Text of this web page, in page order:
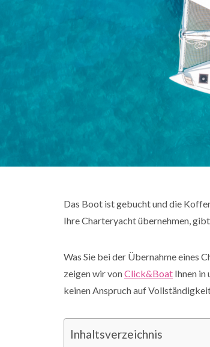
Das Boot ist gebucht und die
Ihre Charteryacht übernehmen,
Was Sie bei der Übernahme eines
zeigen wir vonClick&Boat Ihnen in
keinen Anspruch auf
Inhaltsverzeichnis